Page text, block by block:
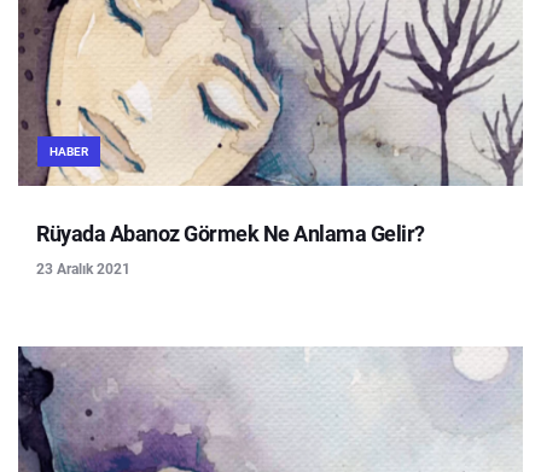
HABER
Rüyada Abanoz Görmek Ne Anlama Gelir?
23 Aralık 2021